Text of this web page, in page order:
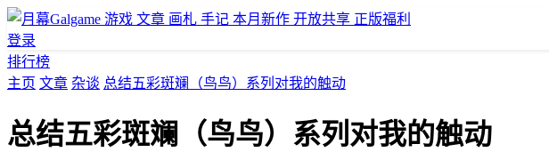
游戏 文章 画札 手记 本月新作 开放共享 正版福利
登录
排行榜
主页 文章 杂谈 总结五彩斑斓（鸟鸟）系列对我的触动
总结五彩斑斓（鸟鸟）系列对我的触动